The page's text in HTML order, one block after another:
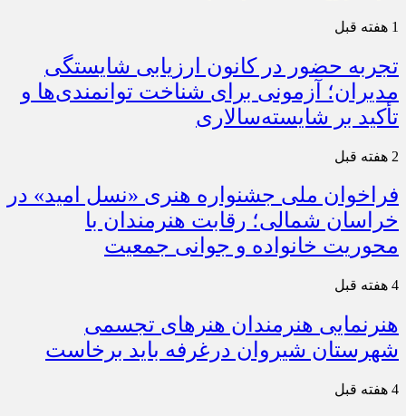
1 هفته قبل
تجربه حضور در کانون ارزیابی شایستگی
مدیران؛ آزمونی برای شناخت توانمندی‌ها و
تأکید بر شایسته‌سالاری
2 هفته قبل
فراخوان ملی جشنواره هنری «نسل امید» در
خراسان شمالی؛ رقابت هنرمندان با
محوریت خانواده و جوانی جمعیت
4 هفته قبل
هنرنمایی هنرمندان هنرهای تجسمی
شهرستان شیروان درغرفه باید برخاست
4 هفته قبل